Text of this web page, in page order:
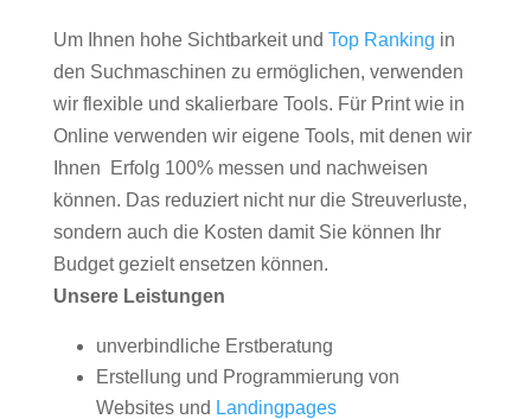
Um Ihnen hohe Sichtbarkeit und Top Ranking in
den Suchmaschinen zu ermöglichen, verwenden
wir flexible und skalierbare Tools. Für Print wie in
Online verwenden wir eigene Tools, mit denen wir
Ihnen Erfolg 100% messen und nachweisen
können. Das reduziert nicht nur die Streuverluste,
sondern auch die Kosten damit Sie können Ihr
Budget gezielt ensetzen können.
Unsere Leistungen
unverbindliche Erstberatung
Erstellung und Programmierung von
Websites und Landingpages